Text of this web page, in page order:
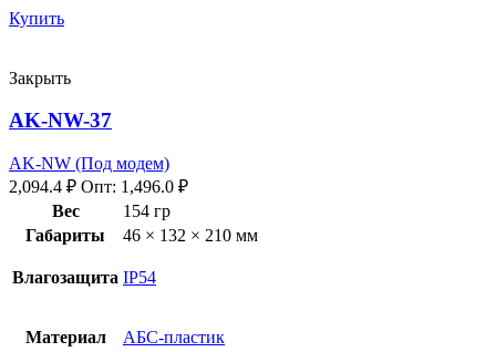
Купить
Закрыть
AK-NW-37
AK-NW (Под модем)
2,094.4 ₽ Опт: 1,496.0 ₽
Вес
154 гр
Габариты
46 × 132 × 210 мм
Влагозащита IP54
Материал АБС-пластик